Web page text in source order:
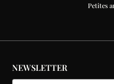
Petites
NEWSLETTER